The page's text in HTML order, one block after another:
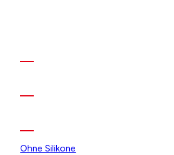
Ohne Silikone